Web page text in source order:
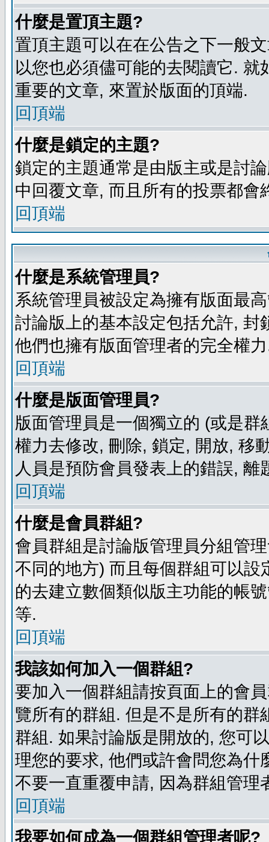
什麼是置頂主題?
置頂主題可以在在公告之下一般
以您也必須儘可能的去閱讀它.
重要的文章, 來置於版面的頂端.
回頂端
什麼是鎖定的主題?
鎖定的主題通常是由版主或是討
中回覆文章, 而且所有的投票都
回頂端
什麼是系統管理員?
系統管理員被設定為擁有版面最
討論版上的基本設定包括允許,
他們也擁有版面管理者的完全權
回頂端
什麼是版面管理員?
版面管理員是一個獨立的 (或是
權力去修改, 刪除, 鎖定, 開放, 移
人員是預防會員發表上的錯誤, 離
回頂端
什麼是會員群組?
會員群組是討論版管理員分組管
不同的地方) 而且每個群組可以
的去建立數個類似版主功能的帳
等.
回頂端
我該如何加入一個群組?
要加入一個群組請按頁面上的會
覽所有的群組. 但是不是所有的
群組. 如果討論版是開放的, 您可
理您的要求, 他們或許會問您為
不要一直重覆申請, 因為群組管理
回頂端
我要如何成為一個群組管理者呢?